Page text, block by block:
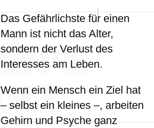
Das Gefährlichste für einen
Mann ist nicht das Alter,
sondern der Verlust des
Interesses am Leben.
Wenn ein Mensch ein Ziel hat
– selbst ein kleines –, arbeiten
Gehirn und Psyche ganz